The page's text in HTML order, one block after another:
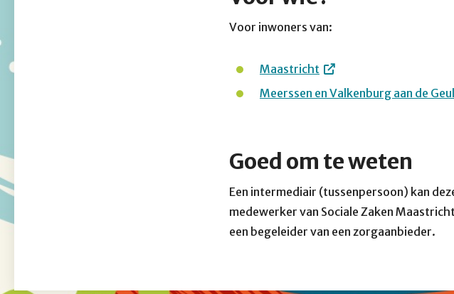
Voor inwoners van:
Maastricht
Meerssen en Valkenburg aan de Geul
Goed om te weten
Een intermediair (tussenpersoon) kan
medewerker van Sociale Zaken
een begeleider van een zorgaanbieder.